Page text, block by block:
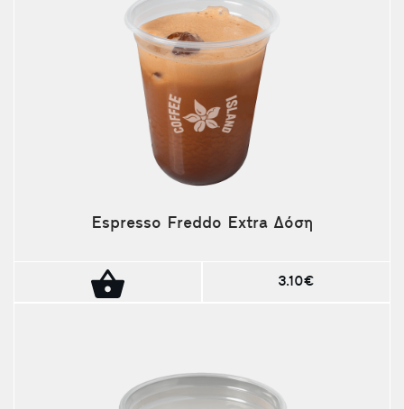
Espresso Freddo Extra Δόση
3.10€